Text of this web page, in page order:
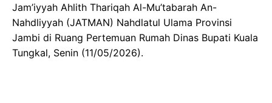
Jam’iyyah Ahlith Thariqah Al-Mu’tabarah An-
Nahdliyyah (JATMAN) Nahdlatul Ulama Provinsi
Jambi di Ruang Pertemuan Rumah Dinas Bupati Kuala
Tungkal, Senin (11/05/2026).